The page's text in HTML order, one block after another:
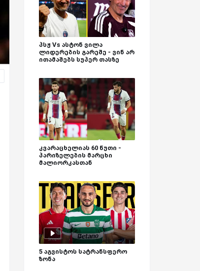
პსჟ Vs ასტონ ვილა
ლიდერების გარეშე - ვინ არ
ითამაშებს სუპერ თასზე
კვარაცხელიას 60 წუთი -
პარიზელების მარცხი
მალიორკასთან
5 აგვისტოს სატრანსფერო
ზონა